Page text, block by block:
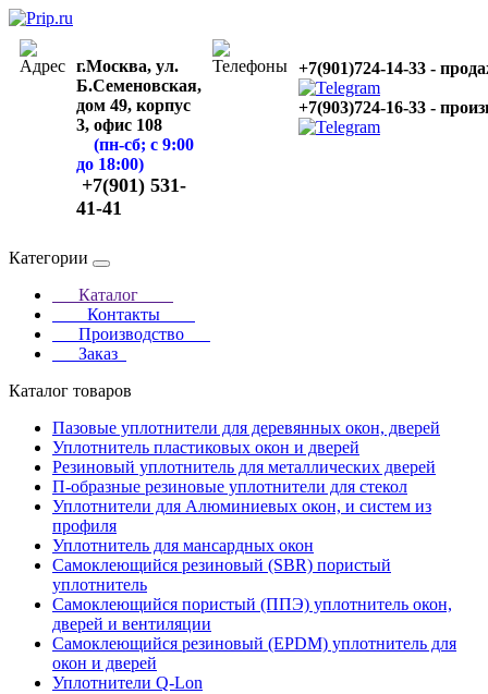
г.Москва, ул.
Б.Семеновская,
дом 49, корпус
3, офис 108
(пн-сб; с 9:00
до 18:00)
+7(901) 531-
41-41
+7(901)724-14-33 -
+7(903)724-16-33 -
Категории
Каталог
Контакты
Производство
Заказ
Каталог товаров
Пазовые уплотнители для деревянных окон, дверей
Уплотнитель пластиковых окон и дверей
Резиновый уплотнитель для металлических дверей
П-образные резиновые уплотнители для стекол
Уплотнители для Алюминиевых окон, и систем из
профиля
Уплотнитель для мансардных окон
Самоклеющийся резиновый (SBR) пористый
уплотнитель
Cамоклеющийся пористый (ППЭ) уплотнитель окон,
дверей и вентиляции
Самоклеющийся резиновый (EPDM) уплотнитель для
окон и дверей
Уплотнители Q-Lon